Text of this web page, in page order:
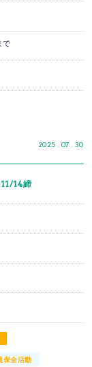
2025 . 07 . 30
で
14締
保全活動